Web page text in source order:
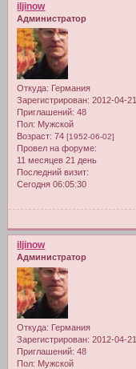
iljinow
Администратор
Откуда: Германия
Зарегистрирован: 2012-04-21
Приглашений: 48
Пол: Мужской
Возраст: 74[1952-06-02]
Провел на форуме:
11 месяцев 21 день
Последний визит:
Сегодня 06:05:30
iljinow
Администратор
Откуда: Германия
Зарегистрирован: 2012-04-21
Приглашений: 48
Пол: Мужской